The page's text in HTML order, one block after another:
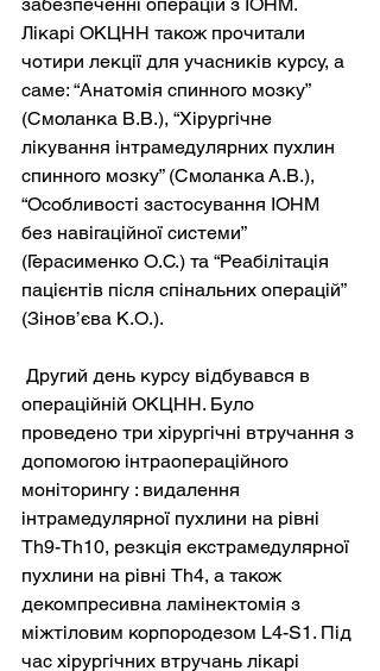
Лікарі ОКЦНН також прочитали
чотири лекції для учасників курсу, а
саме: “Анатомія спинного мозку”
(Смоланка В.В.), “Хірургічне
лікування інтрамедулярних пухлин
спинного мозку” (Смоланка А.В.),
“Особливості застосування ІОНМ
без навігаційної системи”
(Герасименко О.С.) та “Реабілітація
пацієнтів після спінальних операцій”
(Зінов’єва К.О.).
операційній ОКЦНН. Було
проведено три хірургічні втручання з
допомогою інтраопераційного
моніторингу : видалення
інтрамедулярної пухлини на рівні
Th9-Th10, резкція екстрамедулярної
пухлини на рівні Th4, а також
декомпресивна ламінектомія з
міжтіловим корпородезом L4-S1. Під
час хірургічних втручань лікарі